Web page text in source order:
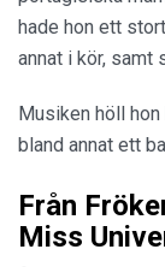
hade hon ett
annat i kör, samt
Musiken höll
bland annat ett
Från
Miss